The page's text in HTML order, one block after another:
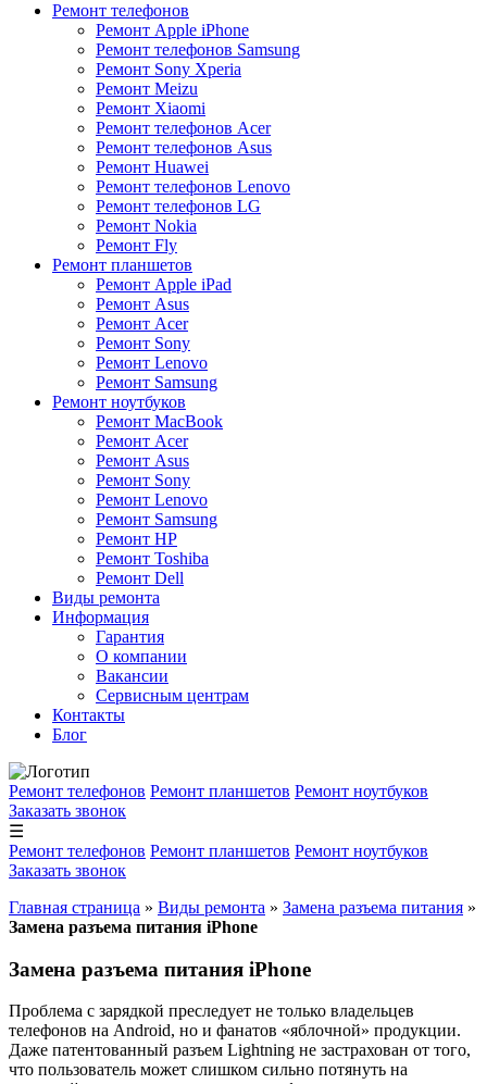
Ремонт телефонов
Ремонт Apple iPhone
Ремонт телефонов Samsung
Ремонт Sony Xperia
Ремонт Meizu
Ремонт Xiaomi
Ремонт телефонов Acer
Ремонт телефонов Asus
Ремонт Huawei
Ремонт телефонов Lenovo
Ремонт телефонов LG
Ремонт Nokia
Ремонт Fly
Ремонт планшетов
Ремонт Apple iPad
Ремонт Asus
Ремонт Acer
Ремонт Sony
Ремонт Lenovo
Ремонт Samsung
Ремонт ноутбуков
Ремонт MacBook
Ремонт Acer
Ремонт Asus
Ремонт Sony
Ремонт Lenovo
Ремонт Samsung
Ремонт HP
Ремонт Toshiba
Ремонт Dell
Виды ремонта
Информация
Гарантия
О компании
Вакансии
Сервисным центрам
Контакты
Блог
Ремонт телефонов Ремонт планшетов Ремонт ноутбуков
Заказать звонок
☰
Ремонт телефонов Ремонт планшетов Ремонт ноутбуков
Заказать звонок
Главная страница » Виды ремонта » Замена разъема питания »
Замена разъема питания iPhone
Замена разъема питания iPhone
Проблема с зарядкой преследует не только владельцев
телефонов на Android, но и фанатов «яблочной» продукции.
Даже патентованный разъем Lightning не застрахован от того,
что пользователь может слишком сильно потянуть на